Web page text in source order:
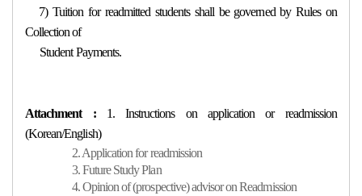
7) Tuition for readmitted students shall be governed by Rules on
Collection of
Student Payments.
Attachment :1. Instructions on application or readmission
(Korean/English)
2. Application for readmission
3. Future Study Plan
4. Opinion of (prospective) advisor on Readmission